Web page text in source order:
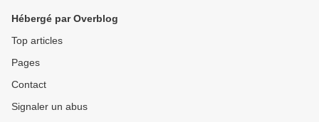
Hébergé par Overblog
Top articles
Pages
Contact
Signaler un abus